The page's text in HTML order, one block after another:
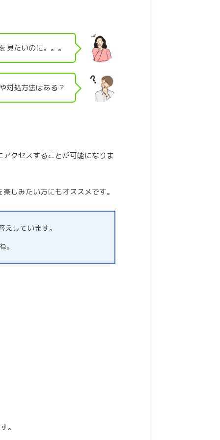
見たいのに。。。
対処方法はある？
クセスすることが可能になりま
しみたい方にもオススメです。
しています。
。
。